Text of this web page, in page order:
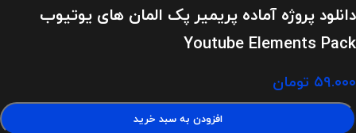
دانلود پروژه آماده پریمیر پک المان های یوتیوب
Youtube Elements Pack
۵۹.۰۰۰ تومان
افزودن به سبد خرید